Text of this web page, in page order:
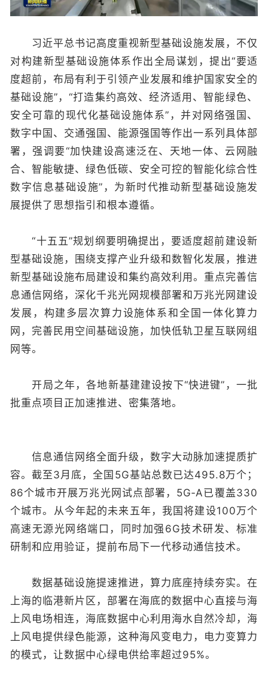
习近平总书记高度重视新型基础设施发展，不仅
对构建新型基础设施体系作出全局谋划，提出“要适
度超前，布局有利于引领产业发展和维护国家安全的
基础设施”，“打造集约高效、经济适用、智能绿色、
安全可靠的现代化基础设施体系”，并对网络强国、
数字中国、交通强国、能源强国等作出一系列具体部
署，强调要“加快建设高速泛在、天地一体、云网融
合、智能敏捷、绿色低碳、安全可控的智能化综合性
数字信息基础设施”，为新时代推动新型基础设施发
展提供了思想指引和根本遵循。
“十五五”规划纲要明确提出，要适度超前建设新
型基础设施，围绕支撑产业升级和数智化发展，推进
新型基础设施布局建设和集约高效利用。重点完善信
息通信网络，深化千兆光网规模部署和万兆光网建设
发展，构建多层次算力设施体系和全国一体化算力
网，完善民用空间基础设施，加快低轨卫星互联网组
网等。
开局之年，各地新基建建设按下“快进键”，一批
批重点项目正加速推进、密集落地。
信息通信网络全面升级，数字大动脉加速提质扩
容。截至3月底，全国5G基站总数已达495.8万个；
86个城市开展万兆光网试点部署，5G‑A已覆盖330
个城市。从今年起的未来五年，我国将建设100万个
高速无源光网络端口，同时加强6G技术研发、标准
研制和应用验证，提前布局下一代移动通信技术。
数据基础设施提速推进，算力底座持续夯实。在
上海的临港新片区，部署在海底的数据中心直接与海
上风电场相连，海底数据中心利用海水自然冷却，海
上风电提供绿色能源，这种海风变电力，电力变算力
的模式，让数据中心绿电供给率超过95%。